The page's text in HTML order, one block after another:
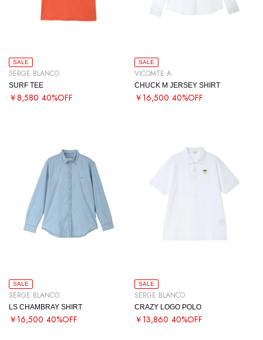
SALE
SERGE BLANCO
SURF TEE
￥8,580 40%OFF
SALE
VICOMTE A.
CHUCK M JERSEY SHIRT
￥16,500 40%OFF
SALE
SERGE BLANCO
LS CHAMBRAY SHIRT
￥16,500 40%OFF
SALE
SERGE BLANCO
CRAZY LOGO POLO
￥13,860 40%OFF